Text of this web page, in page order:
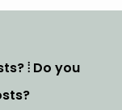
⦙ Do you